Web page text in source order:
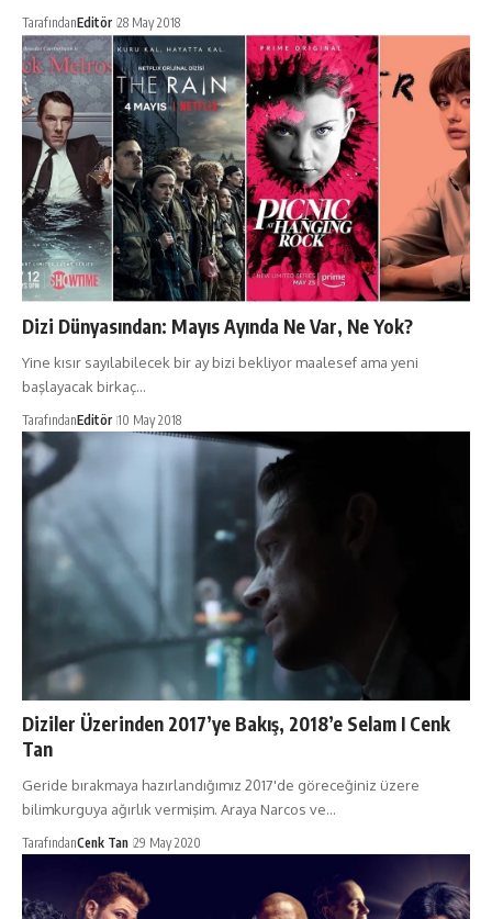
TarafındanEditör 28 May 2018
Dizi Dünyasından: Mayıs Ayında Ne Var, Ne Yok?
Yine kısır sayılabilecek bir ay bizi bekliyor maalesef ama yeni
başlayacak birkaç…
TarafındanEditör 10 May 2018
Diziler Üzerinden 2017’ye Bakış, 2018’e Selam I Cenk
Tan
Geride bırakmaya hazırlandığımız 2017'de göreceğiniz üzere
bilimkurguya ağırlık vermişim. Araya Narcos ve…
TarafındanCenk Tan 29 May 2020